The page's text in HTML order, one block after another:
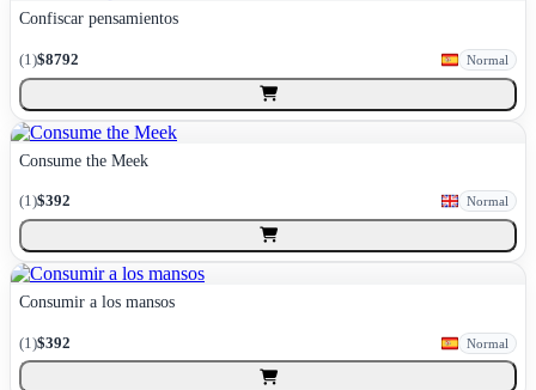
Confiscar pensamientos
(1)$8792 Normal
Consume the Meek
(1)$392 Normal
Consumir a los mansos
(1)$392 Normal